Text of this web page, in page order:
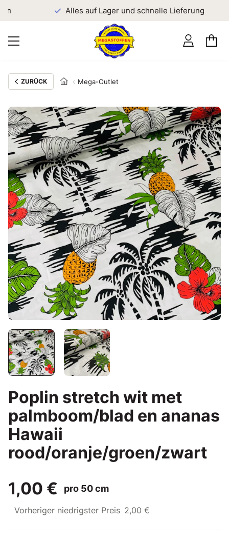
Alles auf Lager und schnelle Lieferung
ZURÜCK Mega-Outlet
Poplin stretch wit met
palmboom/blad en ananas
Hawaii
rood/oranje/groen/zwart
1,00 €
pro 50 cm
Vorheriger niedrigster Preis 2,00 €